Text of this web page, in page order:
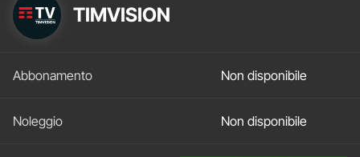
TIMVISION
Non disponibile
Non disponibile